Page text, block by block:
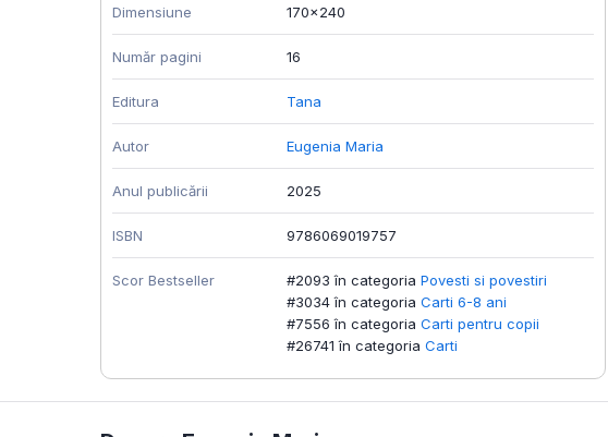
Dimensiune 170x240
Număr pagini 16
Editura Tana
Autor Eugenia Maria
Anul publicării 2025
ISBN 9786069019757
Scor Bestseller #2093 în categoria Povesti si povestiri
#3034 în categoria Carti 6-8 ani
#7556 în categoria Carti pentru copii
#26741 în categoria Carti